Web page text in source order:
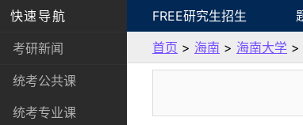
快速导航
考研新闻
统考公共课
统考专业课
FREE研究生招生
首页 > 海南 > 海南大学 >